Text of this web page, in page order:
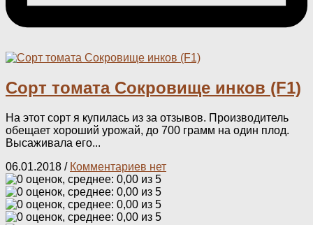
Сорт томата Сокровище инков (F1)
На этот сорт я купилась из за отзывов. Производитель
обещает хороший урожай, до 700 грамм на один плод.
Высаживала его...
06.01.2018 / Комментариев нет